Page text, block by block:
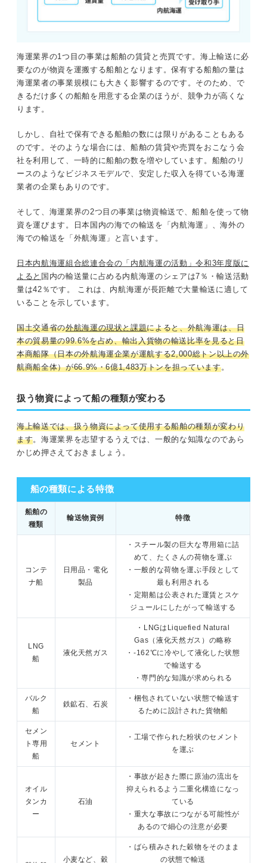
海運業界の1つ目の事業は船舶の賃貸と売買です。海上輸送に必
要なのが物資を運搬する船舶となります。保有する船舶の量は
海運業者の事業規模にも大きく影響するのです。そのため、で
きるだけ多くの船舶を用意する企業のほうが、競争力が高くな
ります。
しかし、自社で保有できる船舶の数には限りがあることもある
のです。そのような場合には、船舶の賃貸や売買をおこなう会
社を利用して、一時的に船舶の数を増やしています。船舶のリ
ースのようなビジネスモデルで、安定した収入を得ている海運
業者の企業もありのです。
そして、海運業界の2つ目の事業は物資輸送で、船舶を使って物
資を運びます。日本国内の海での輸送を「内航海運」、海外の
海での輸送を「外航海運」と言います。
日本内航海運組合総連合会の「内航海運の活動」令和3年度版に
よると 国内の輸送量に占める内航海運のシェアは7％・輸送活動
量は42％です。 これは、内航海運が長距離で大量輸送に適して
いることを示しています。
国土交通省の外航海運の現状と課題によると、外航海運は、日
本の貿易量の99.6%を占め、輸出入貨物の輸送比率を見ると日
本商船隊（日本の外航海運企業が運航する2,000総トン以上の外
航商船全体）が66.9%・6億1,483万トンを担っています。
扱う物資によって船の種類が変わる
海上輸送では、扱う物資によって使用する船舶の種類が変わり
ます。海運業界を志望するうえでは、一般的な知識なのであら
かじめ押さえておきましょう。
船舶の
種類
輸送物資例 特徴
コンテ
ナ船
日用品・電化
製品
・スチール製の巨大な専用箱に詰
めて、たくさんの荷物を運ぶ
・一般的な荷物を運ぶ手段として
最も利用される
・定期船は公表された運賃とスケ
ジュールにしたがって輸送する
LNG
船
液化天然ガス
・LNGはLiquefied Natural
Gas（液化天然ガス）の略称
・-162℃に冷やして液化した状態
で輸送する
・専門的な知識が求められる
バルク
船
鉄鉱石、石炭
・梱包されていない状態で輸送す
るために設計された貨物船
セメン
ト専用
船
セメント
・工場で作られた粉状のセメント
を運ぶ
オイル
タンカ
ー
石油
・事故が起きた際に原油の流出を
抑えられるよう二重化構造になっ
ている
・重大な事故につながる可能性が
あるので細心の注意が必要
小麦など、穀
・ばら積みされた穀物をそのまま
の状態で輸送
船の種類による特徴